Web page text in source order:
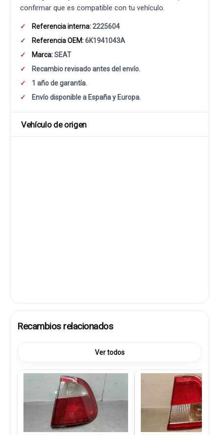
confirmar que es compatible con tu vehículo.
Referencia interna:2225604
Referencia OEM:6K1941043A
Marca:SEAT
Recambio revisado antes del envío.
1 año de garantía.
Envío disponible a España y Europa.
Vehículo de origen
Recambios relacionados
Ver todos